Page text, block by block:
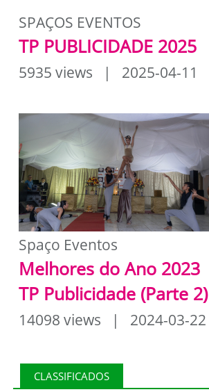
SPAÇOS EVENTOS
TP PUBLICIDADE 2025
5935 views | 2025-04-11
Spaço Eventos
Melhores do Ano 2023
TP Publicidade (Parte 2)
14098 views | 2024-03-22
CLASSIFICADOS